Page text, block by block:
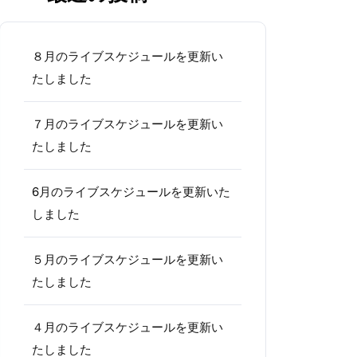
８月のライブスケジュールを更新い
たしました
７月のライブスケジュールを更新い
たしました
6月のライブスケジュールを更新いた
しました
５月のライブスケジュールを更新い
たしました
４月のライブスケジュールを更新い
たしました